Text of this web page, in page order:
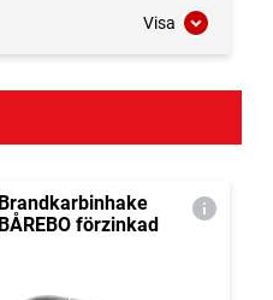
Visa
Brandkarbinhake
BÅREBO förzinkad